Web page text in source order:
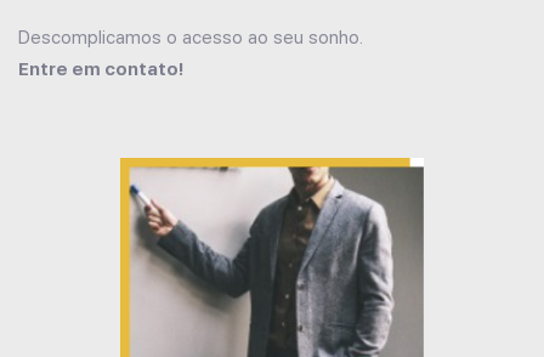
Descomplicamos o acesso ao seu sonho.
Entre em contato!